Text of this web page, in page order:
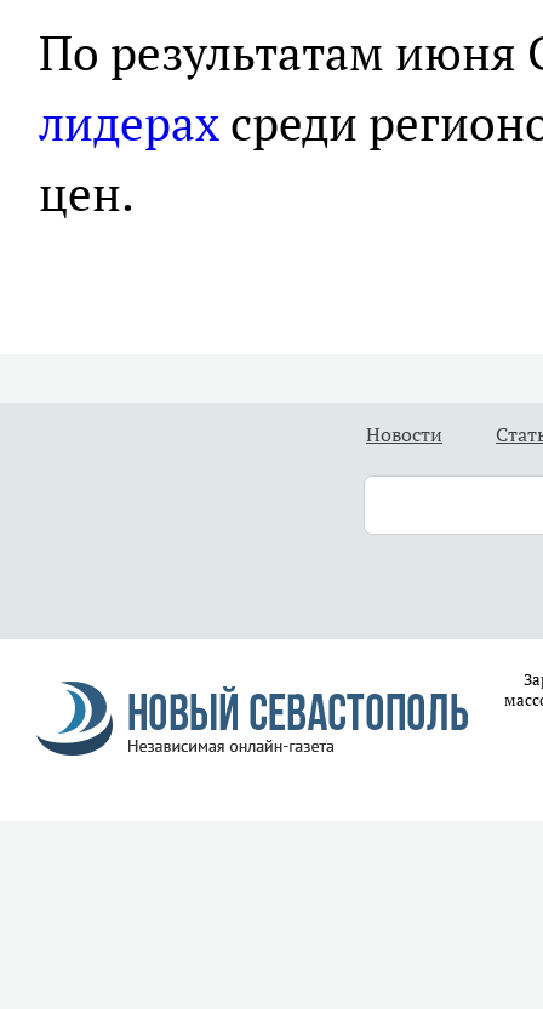
По результатам июня
лидерахсреди
цен.
Новости